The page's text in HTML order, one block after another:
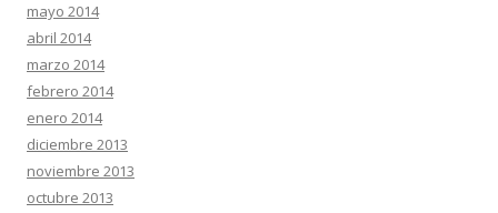
mayo 2014
abril 2014
marzo 2014
febrero 2014
enero 2014
diciembre 2013
noviembre 2013
octubre 2013